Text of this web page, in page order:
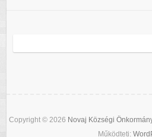
Copyright © 2026 Novaj Községi
Működteti: